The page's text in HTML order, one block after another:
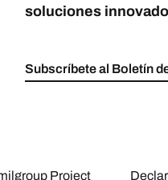
soluciones
Subscríbete al Boletín
Project